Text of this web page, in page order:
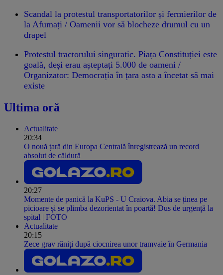
Scandal la protestul transportatorilor și fermierilor de
la Afumați / Oamenii vor să blocheze drumul cu un
drapel
Protestul tractorului singuratic. Piața Constituției este
goală, deși erau așteptați 5.000 de oameni /
Organizator: Democrația în țara asta a încetat să mai
existe
Ultima oră
Actualitate
20:34
O nouă țară din Europa Centrală înregistrează un record
absolut de căldură
20:27
Momente de panică la KuPS - U Craiova. Abia se ținea pe
picioare și se plimba dezorientat în poartă! Dus de urgență la
spital | FOTO
Actualitate
20:15
Zece grav răniți după ciocnirea unor tramvaie în Germania